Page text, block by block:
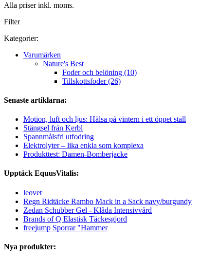
Alla priser inkl. moms.
Filter
Kategorier:
Varumärken
Nature's Best
Foder och belöning (10)
Tillskottsfoder (26)
Senaste artiklarna:
Motion, luft och ljus: Hälsa på vintern i ett öppet stall
Stängsel från Kerbl
Spannmålsfri utfodring
Elektrolyter – lika enkla som komplexa
Produkttest: Damen-Bomberjacke
Upptäck EquusVitalis:
leovet
Regn Ridtäcke Rambo Mack in a Sack navy/burgundy
Zedan Schubber Gel - Klåda Intensivvård
Brands of Q Elastisk Täckesgjord
freejump Sporrar "Hammer
Nya produkter: